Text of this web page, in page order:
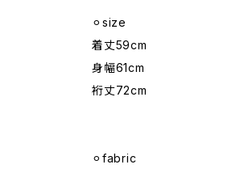
⚪︎size
着丈59cm
身幅61cm
裄丈72cm
⚪︎fabric